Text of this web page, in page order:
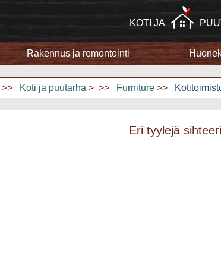
KOTI JA
Rakennus ja
Kodinkoneet
Rakennus ja remontointi
>> Koti ja puutarha > >> Furniture >>
Eri tyylejä